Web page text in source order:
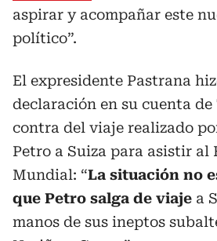
aspirar y acompañar este
político”.
El expresidente Pastrana
declaración en su cuenta
contra del viaje realizado
Petro a Suiza para asistir al
Mundial: “La situación no
que Petro salga de viaje a
manos de sus ineptos